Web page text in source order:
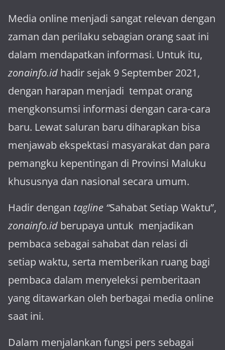
Media online menjadi sangat relevan dengan
za­man dan perilaku sebagian orang saat ini
dalam mendapatkan informasi. Untuk itu,
zonainfo.id hadir sejak 9 September 2021,
dengan harapan menjadi tem­pat orang
mengkonsumsi informasi dengan cara-cara
baru. Lewat sa­luran ba­ru diharapkan bisa
menja­wab ekspektasi masya­rakat dan para
pemangku kepen­tingan di Provinsi Maluku
khususnya dan nasional secara umum.
Hadir dengan tagline “Sahabat Setiap Waktu”,
zonainfo.id berupaya untuk menjadikan
pembaca sebagai sahabat dan relasi di
setiap waktu, serta memberikan ruang bagi
pembaca dalam menyeleksi pemberitaan
yang ditawarkan oleh berbagai media online
saat ini.
Dalam menjalankan fungsi pers sebagai